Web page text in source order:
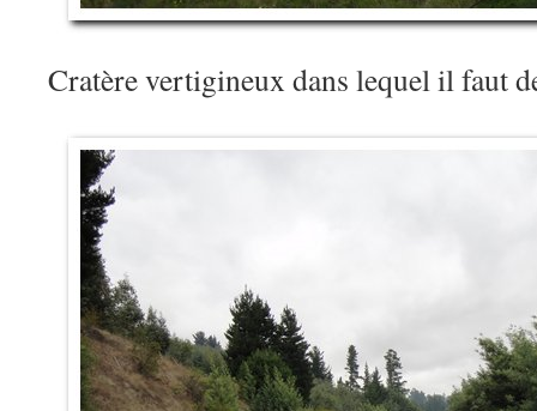
Cratère vertigineux dans lequel il faut